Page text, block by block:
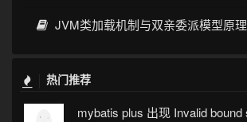
JVM类加载机制与双亲委派模型原理
热门推荐